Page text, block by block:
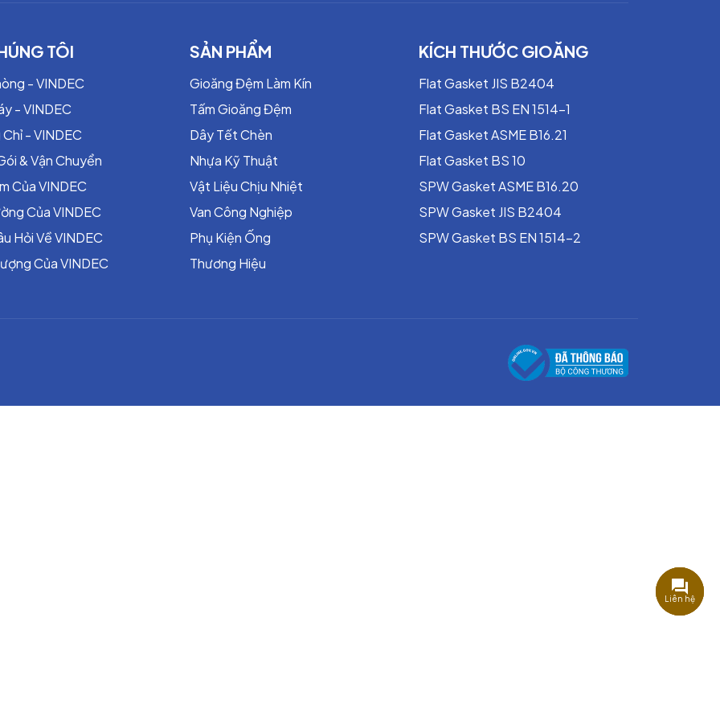
~ +250°C
Nước – khí – ứng dụng công nghiệp phổ
~ +400°C Ứng dụng chịu nhiệt & chịu nén cao
& Gasket)
tấm thép cacbon
dầu khí, hóa chất, nhà máy nhiệt điện.
TÔI
- VINDEC
- VINDEC
- VINDEC
& Vận Chuyển
Của VINDEC
Của VINDEC
Hỏi Về VINDEC
Của VINDEC
SẢN PHẨM
Gioăng Đệm Làm Kín
Tấm Gioăng Đệm
Dây Tết Chèn
Nhựa Kỹ Thuật
Vật Liệu Chịu Nhiệt
Van Công Nghiệp
Phụ Kiện Ống
Thương Hiệu
KÍCH THƯỚC GIOĂNG
Flat Gasket JIS B2404
Flat Gasket BS EN 1514-1
Flat Gasket ASME B16.21
Flat Gasket BS 10
SPW Gasket ASME B16.20
SPW Gasket JIS B2404
SPW Gasket BS EN 1514-2
Liên hệ